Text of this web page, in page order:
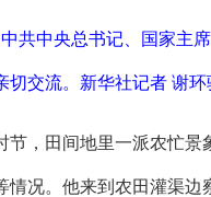
共中央总书记、国家主
交流。 新华社记者 谢环
节，田间地里一派农忙景
情况。他来到农田灌渠